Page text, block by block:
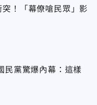
！「幕僚嗆民眾」影
民黨驚爆內幕：這樣